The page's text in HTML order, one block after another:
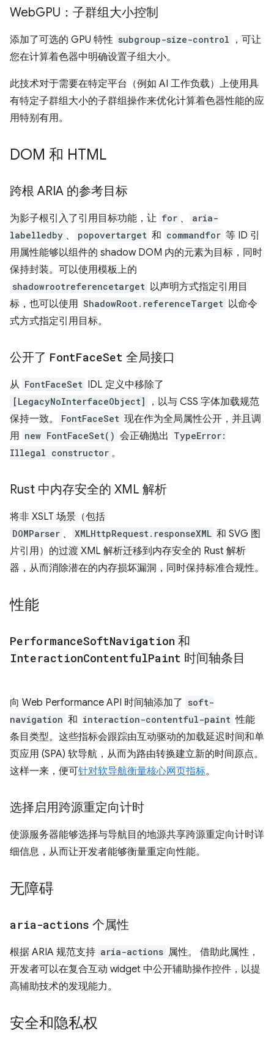
WebGPU：子群组大小控制
添加了可选的 GPU 特性 subgroup-size-control
，可让
您在计算着色器中明确设置子组大小。
此技术对于需要在特定平台（例如 AI 工作负载）上使用具
有特定子群组大小的子群组操作来优化计算着色器性能的应
用特别有用。
DOM 和 HTML
跨根 ARIA 的参考目标
为影子根引入了引用目标功能，让 for 、
aria-
labelledby 、 popovertarget 和 commandfor 等 ID 引
用属性能够以组件的 shadow DOM 内的元素为目标，同时
保持封装。可以使用模板上的
shadowrootreferencetarget 以声明方式指定引用目
标，也可以使用 ShadowRoot.referenceTarget 以命令
式方式指定引用目标。
公开了 FontFaceSet 全局接口
从 FontFaceSet IDL 定义中移除了
[LegacyNoInterfaceObject]
，以与 CSS 字体加载规范
保持一致。
FontFaceSet 现在作为全局属性公开，并且调
用 new FontFaceSet() 会正确抛出 TypeError:
Illegal constructor 。
Rust 中内存安全的 XML 解析
将非 XSLT 场景（包括
DOMParser 、 XMLHttpRequest.responseXML 和 SVG 图
片引用）的过渡 XML 解析迁移到内存安全的 Rust 解析
器，从而消除潜在的内存损坏漏洞，同时保持标准合规性。
性能
PerformanceSoftNavigation 和
InteractionContentfulPaint 时间轴条目
向 Web Performance API 时间轴添加了 soft-
navigation 和 interaction-contentful-paint 性能
条目类型。这些指标会跟踪由互动驱动的加载延迟时间和单
页应用 (SPA) 软导航，从而为路由转换建立新的时间原点。
这样一来，便可针对软导航衡量核心网页指标。
选择启用跨源重定向计时
使源服务器能够选择与导航目的地源共享跨源重定向计时详
细信息，从而让开发者能够衡量重定向性能。
无障碍
aria-actions 个属性
根据 ARIA 规范支持 aria-actions 属性。 借助此属性，
开发者可以在复合互动 widget 中公开辅助操作控件，以提
高辅助技术的发现能力。
安全和隐私权